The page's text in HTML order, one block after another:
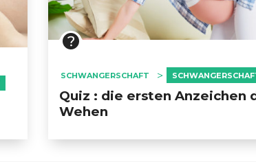
SCHWANGERSCHAFT
Quiz : die ersten Anzeichen
Wehen